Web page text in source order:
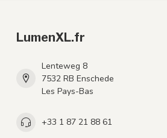
LumenXL.fr
Lenteweg 8
7532 RB Enschede
Les Pays-Bas
+33 1 87 21 88 61